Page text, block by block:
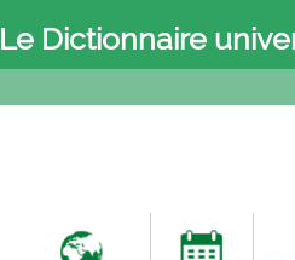
Le Dictionnaire